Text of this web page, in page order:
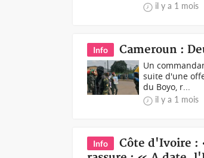
il y a 1 mois
Info Cameroun :
Un
suite d'une
du Boyo, r...
il y a 1 mois
Info
Côte d'Ivoire :